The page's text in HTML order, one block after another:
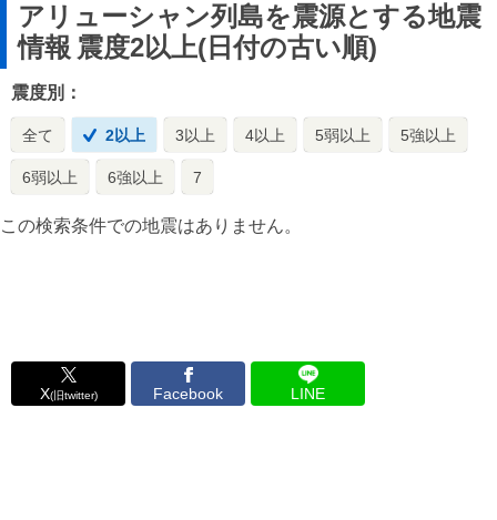
アリューシャン列島を震源とする地震
情報 震度2以上(日付の古い順)
震度別：
全て 2以上 3以上 4以上 5弱以上 5強以上
6弱以上 6強以上 7
この検索条件での地震はありません。
X(旧twitter) Facebook LINE